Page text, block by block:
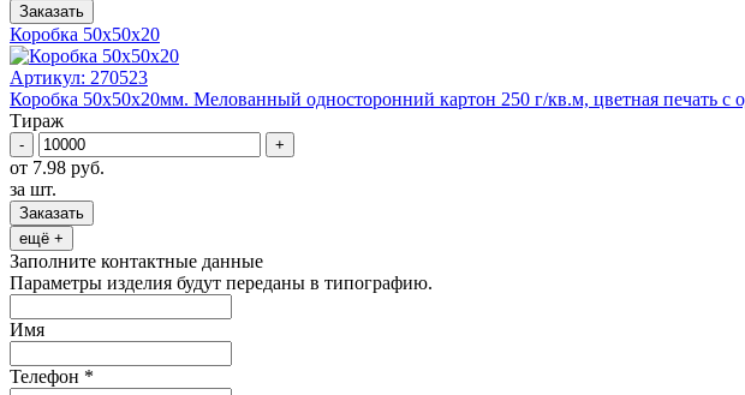
Заказать
Коробка 50x50x20
Артикул: 270523
Коробка 50x50х20мм. Mелованный односторонний картон 250 г/кв.м, цветная печать
Тираж
- +
от 7.98 руб.
за шт.
Заказать
ещё +
Заполните контактные данные
Параметры изделия будут переданы в типографию.
Имя
Телефон *